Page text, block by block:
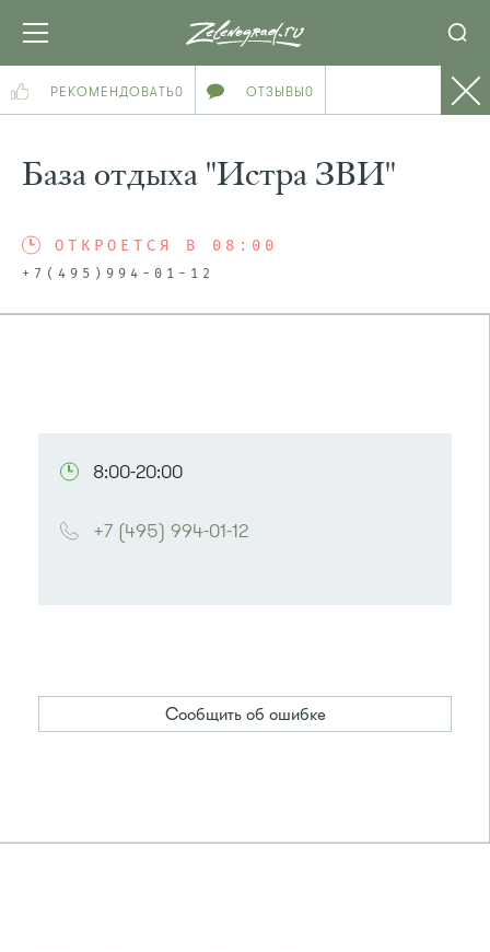
РЕКОМЕНДОВАТЬ0 ОТЗЫВЫ0
База отдыха "Истра ЗВИ"
ОТКРОЕТСЯ В 08:00
+7(495)994-01-12
8:00-20:00
+7 (495) 994-01-12
Сообщить об ошибке